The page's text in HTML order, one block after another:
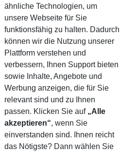
Offer description
At The Owo
5
have any description available
ähnliche Technologien, um
unsere Webseite für Sie
funktionsfähig zu halten. Dadurch
können wir die Nutzung unserer
Plattform verstehen und
verbessern, Ihnen Support bieten
sowie Inhalte, Angebote und
Werbung anzeigen, die für Sie
relevant sind und zu Ihnen
passen. Klicken Sie auf „Alle
akzeptieren“, wenn Sie
einverstanden sind. Ihnen reicht
das Nötigste? Dann wählen Sie